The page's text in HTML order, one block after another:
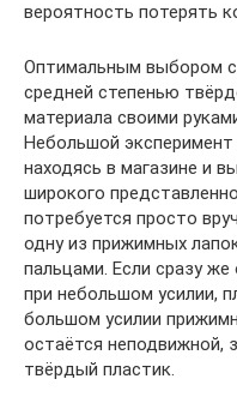
вероятность потерять
Оптимальным выбором
средней степенью
материала своими
Небольшой
находясь в магазине и
широкого
потребуется просто
одну из прижимных
пальцами. Если сразу
при небольшом усилии,
большом усилии
остаётся неподвижной,
твёрдый пластик.